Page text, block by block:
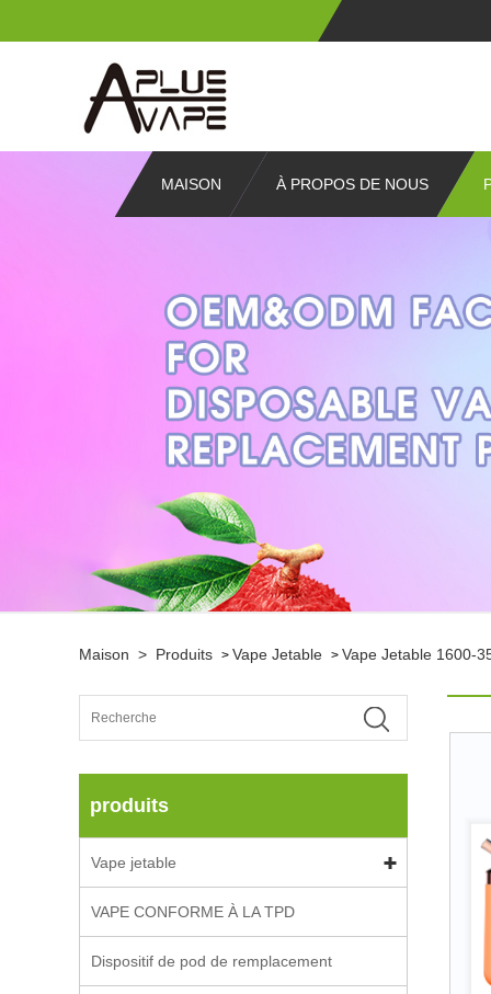
MAISON À PROPOS DE NOUS
Maison > Produits > Vape Jetable > Vape Jetable 1600-
produits
Vape jetable
VAPE CONFORME À LA TPD
Dispositif de pod de remplacement